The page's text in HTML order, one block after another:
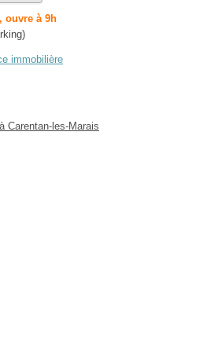
ouvre à 9h
immobilière
Carentan-les-Marais